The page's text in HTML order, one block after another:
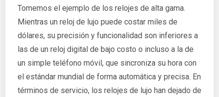
Tomemos el ejemplo de los relojes de alta gama.
Mientras un reloj de lujo puede costar miles de
dólares, su precisión y funcionalidad son inferiores a
las de un reloj digital de bajo costo o incluso a la de
un simple teléfono móvil, que sincroniza su hora con
el estándar mundial de forma automática y precisa. En
términos de servicio, los relojes de lujo han dejado de